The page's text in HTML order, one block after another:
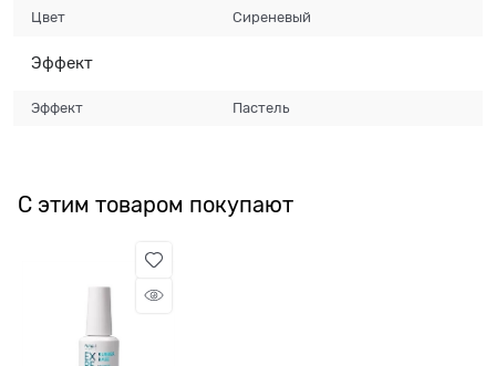
Цвет Сиреневый
Эффект
Эффект Пастель
С этим товаром покупают